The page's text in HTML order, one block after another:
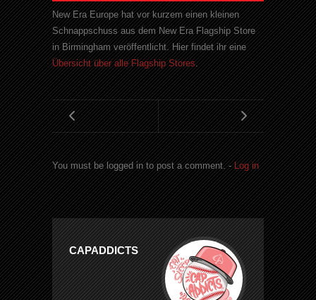
New Era Europe hat vor kurzem einen kleinen
Schnappschuss aus dem New Era Flagship Store
in Birmingham veröffentlicht. Hier findet ihr eine
Übersicht über alle Flagship Stores.
You must be logged in to post a comment. -Log in
CAPADDICTS